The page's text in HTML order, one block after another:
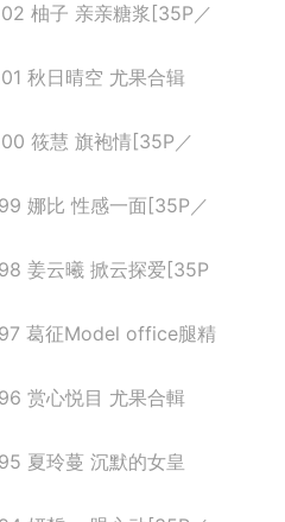
柚子 亲亲糖浆[35P／
秋日晴空 尤果合辑
筱慧 旗袍情[35P／
娜比 性感一面[35P／
姜云曦 掀云探爱[35P
葛征Model office腿精
赏心悦目 尤果合輯
夏玲蔓 沉默的女皇